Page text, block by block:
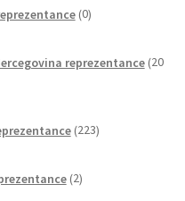
0izdelkov
reprezentance 20
223izdelkov
2izdelka